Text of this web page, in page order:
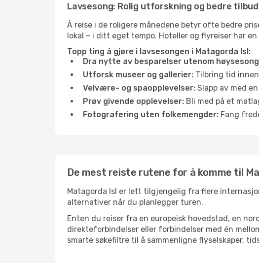
Lavsesong: Rolig utforskning og bedre tilbud
Å reise i de roligere månedene betyr ofte bedre
lokal – i ditt eget tempo. Hoteller og flyreiser har
Topp ting å gjøre i lavsesongen i Matagorda Isl:
Dra nytte av besparelser utenom
Utforsk museer og gallerier: Tilbring tid
Velvære- og spaopplevelser: Slapp av med
Prøv givende opplevelser: Bli med på et
Fotografering uten folkemengder: Fang
De mest reiste rutene for å komme til
Matagorda Isl er lett tilgjengelig fra flere
alternativer når du planlegger turen.
Enten du reiser fra en europeisk hovedstad, en
direkteforbindelser eller forbindelser med én
smarte søkefiltre til å sammenligne flyselskaper,